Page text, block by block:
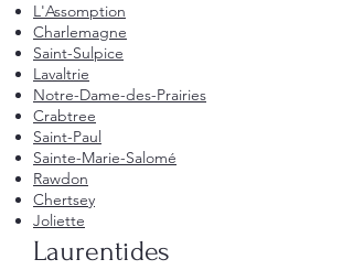
L'Assomption
Charlemagne
Saint-Sulpice
Lavaltrie
Notre-Dame-des-Prairies
Crabtree
Saint-Paul
Sainte-Marie-Salomé
Rawdon
Chertsey
Joliette
Laurentides